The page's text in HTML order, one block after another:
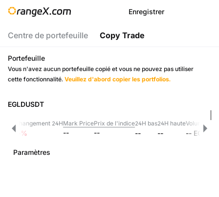
Enregistrer
Centre de portefeuille Copy Trade
Portefeuille
Vous n'avez aucun portefeuille copié et vous ne pouvez pas utiliser
cette fonctionnalité. Veuillez d'abord copier les portfolios.
EGLDUSDT
--
Changement 24H
-- %
Mark Price
--
Prix de l'indice
--
24H bas
--
24H haute
--
Volume 24h
-- EGLD
Paramètres